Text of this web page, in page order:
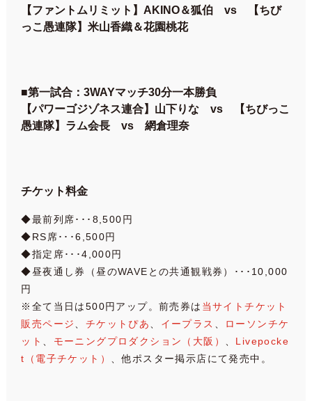
【ファントムリミット】AKINO＆狐伯 vs 【ちび
っこ愚連隊】米山香織＆花園桃花
■第一試合：3WAYマッチ30分一本勝負
【パワーゴジゾネス連合】山下りな vs 【ちびっこ
愚連隊】ラム会長 vs 網倉理奈
チケット料金
◆最前列席･･･8,500円
◆RS席･･･6,500円
◆指定席･･･4,000円
◆昼夜通し券（昼のWAVEとの共通観戦券）･･･10,000
円
※全て当日は500円アップ。前売券は 当サイトチケット
販売ページ
チケットぴあ イープラス
ローソンチケ
ット
モーニングプロダクション（大阪）
Livepocke
t（電子チケット）
、他ポスター掲示店にて発売中。